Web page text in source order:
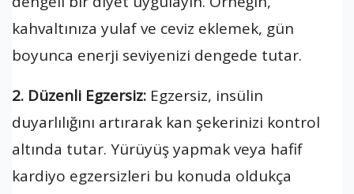
kahvaltınıza yulaf ve ceviz eklemek, gün
boyunca enerji seviyenizi dengede tutar.
2. Düzenli Egzersiz: Egzersiz, insülin
duyarlılığını artırarak kan şekerinizi kontrol
altında tutar. Yürüyüş yapmak veya hafif
kardiyo egzersizleri bu konuda oldukça